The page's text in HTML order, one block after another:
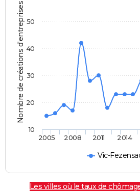
Nombre de créations d'entreprises
Vic-
2005 2008 2011 2014
10
20
30
40
50
Les villes où le taux de